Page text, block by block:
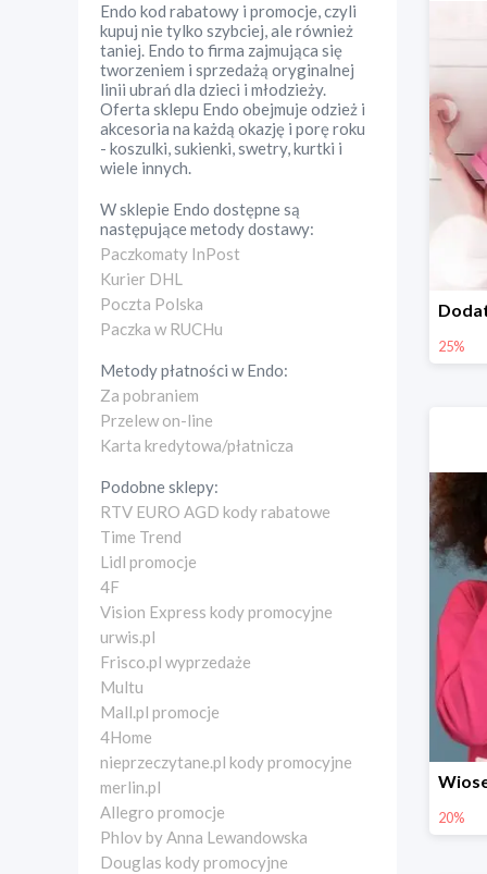
Endo kod rabatowy i promocje, czyli
kupuj nie tylko szybciej, ale również
taniej. Endo to firma zajmująca się
tworzeniem i sprzedażą oryginalnej
linii ubrań dla dzieci i młodzieży.
Oferta sklepu Endo obejmuje odzież i
akcesoria na każdą okazję i porę roku
- koszulki, sukienki, swetry, kurtki i
wiele innych.
W sklepie Endo dostępne są
następujące metody dostawy:
Paczkomaty InPost
Kurier DHL
Poczta Polska
Paczka w RUCHu
Metody płatności wEndo:
Za pobraniem
Przelew on-line
Karta kredytowa/płatnicza
Podobne sklepy:
RTV EURO AGD kody rabatowe
Time Trend
Lidl promocje
4F
Vision Express kody promocyjne
urwis.pl
Frisco.pl wyprzedaże
Multu
Mall.pl promocje
4Home
nieprzeczytane.pl kody promocyjne
merlin.pl
Allegro promocje
Phlov by Anna Lewandowska
Douglas kody promocyjne
25%
20%